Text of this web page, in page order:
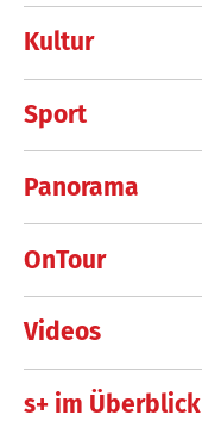
Kultur
Sport
Panorama
OnTour
Videos
s+ im Überblick